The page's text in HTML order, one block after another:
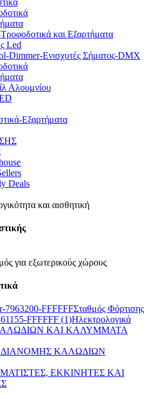
Τροφοδοτικά και Εξαρτήματα
Led
Dimmer-Ενισχυτές Σήματος-DMX
Αλουμνίου
Εξαρτήματα
Deals
και αισθητική
για εξωτερικούς χώρους
Σταθμός Φόρτισης
Ηλεκτρολογικά
ΚΑΙ ΚΑΛΥΜΜΑΤΑ
ΚΑΛΩΔΙΩΝ
ΕΚΚΙΝΗΤΕΣ ΚΑΙ